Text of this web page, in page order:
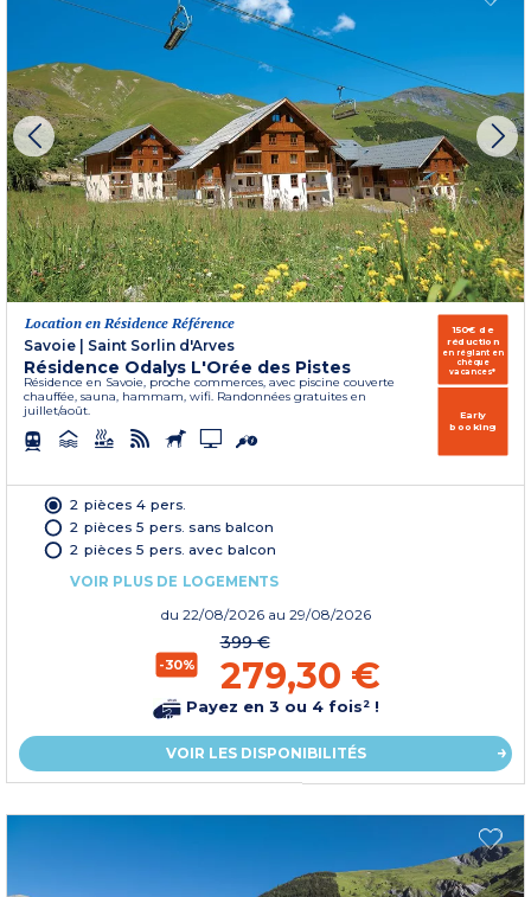
Location en Résidence Référence
Savoie | Saint Sorlin d'Arves
Résidence Odalys L'Orée des Pistes
Résidence en Savoie, proche commerces, avec piscine couverte
chauffée, sauna, hammam, wifi. Randonnées gratuites en
juillet/août.
150€ de
réduction
en réglant en
chèque
vacances*
Early
booking
2 pièces 4 pers.
2 pièces 5 pers. sans balcon
2 pièces 5 pers. avec balcon
VOIR PLUS DE LOGEMENTS
du 22/08/2026 au 29/08/2026
-30%
399 €
279,30 €
Payez en 3 ou 4 fois² !
VOIR LES DISPONIBILITÉS